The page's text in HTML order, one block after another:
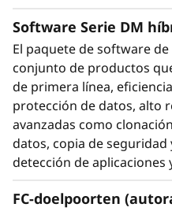
a garantizar la
pérdida de datos. La
garantiza que los
cifrado de datos
Software Serie DM
El paquete de software
conjunto de productos
de primera línea,
protección de datos, alto
avanzadas como
datos, copia de
detección de aplicaciones
FC-doelpoorten